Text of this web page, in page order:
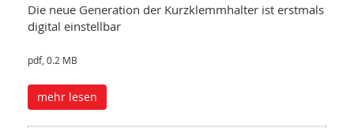
Die neue Generation der Kurzklemmhalter ist erstmals
digital einstellbar
pdf, 0.2 MB
mehr lesen